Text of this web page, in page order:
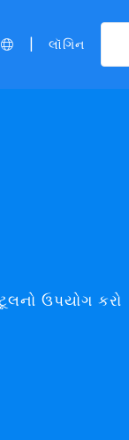
લૉગિન
ઉપયોગ કરો